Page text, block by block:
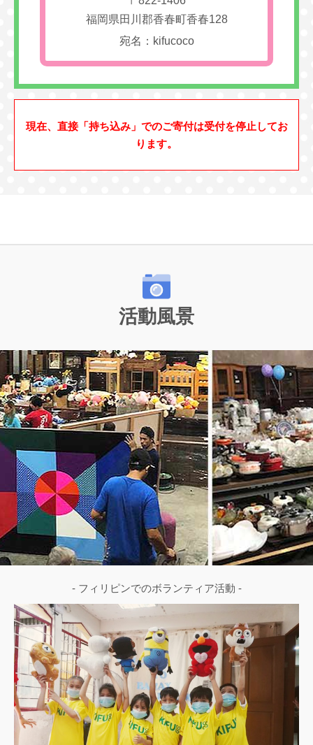
福岡県田川郡香春町香春128
宛名：kifucoco
現在、直接「持ち込み」でのご寄付は受付を停止してお
ります。
活動風景
- フィリピンでのボランティア活動 -